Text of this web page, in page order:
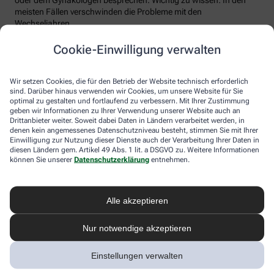
Cookie-Einwilligung verwalten
Wir setzen Cookies, die für den Betrieb der Website technisch erforderlich
sind. Darüber hinaus verwenden wir Cookies, um unsere Website für Sie
optimal zu gestalten und fortlaufend zu verbessern. Mit Ihrer Zustimmung
geben wir Informationen zu Ihrer Verwendung unserer Website auch an
Drittanbieter weiter. Soweit dabei Daten in Ländern verarbeitet werden, in
denen kein angemessenes Datenschutzniveau besteht, stimmen Sie mit Ihrer
Einwilligung zur Nutzung dieser Dienste auch der Verarbeitung Ihrer Daten in
diesen Ländern gem. Artikel 49 Abs. 1 lit. a DSGVO zu. Weitere Informationen
können Sie unserer Datenschutzerklärung entnehmen.
Alle akzeptieren
Nur notwendige akzeptieren
Einstellungen verwalten
meisten Fällen verschwinden die Probleme mit den
Wechseljahren.
Voraussetzung für eine erfolgreiche Behandlung ist allerdings
immer, dass die Endometriose auch als solche erkannt wird.
nehmen und ärztlich abklären lassen. Und sich auf keinen Fall
einreden lassen, sie seien normal.
Melden Sie sich hier an und sichern Sie
sich Ihren 10% Gutschein* für unsere
Apotheke